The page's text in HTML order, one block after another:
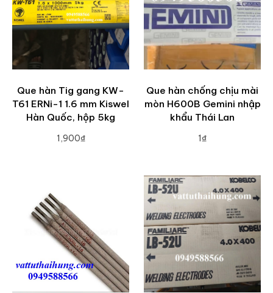
Que hàn Tig gang KW-
T61 ERNi-1 1.6 mm Kiswel
Hàn Quốc, hộp 5kg
1,900₫
Que hàn chống chịu mài
mòn H600B Gemini nhập
khẩu Thái Lan
1₫